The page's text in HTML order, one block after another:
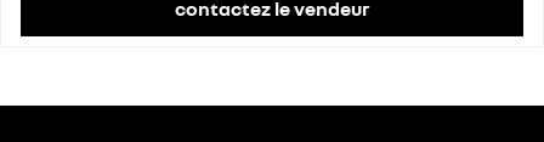
contactez le vendeur